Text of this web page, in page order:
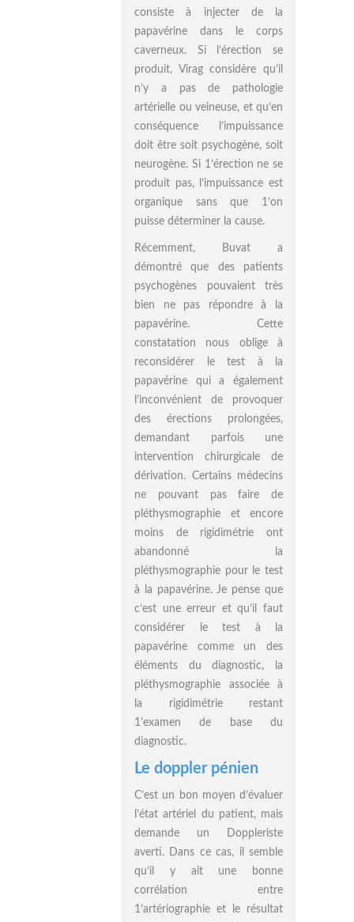
consiste à injecter de la
papavérine dans le corps
caverneux. Si l’érection se
produit, Virag considère qu’il
n’y a pas de pathologie
artérielle ou veineuse, et qu’en
conséquence l’impuissance
doit être soit psychogène, soit
neurogène. Si 1’érection ne se
produit pas, l’impuissance est
organique sans que 1’on
puisse déterminer la cause.
Récemment, Buvat a
démontré que des patients
psychogènes pouvaient très
bien ne pas répondre à la
papavérine. Cette
constatation nous oblige à
reconsidérer le test à la
papavérine qui a également
l’inconvénient de provoquer
des érections prolongées,
demandant parfois une
intervention chirurgicale de
dérivation. Certains médecins
ne pouvant pas faire de
pléthysmographie et encore
moins de rigidimétrie ont
abandonné la
pléthysmographie pour le test
à la papavérine. Je pense que
c’est une erreur et qu’il faut
considérer le test à la
papavérine comme un des
éléments du diagnostic, la
pléthysmographie associée à
la rigidimétrie restant
1’examen de base du
diagnostic.
Le doppler pénien
C’est un bon moyen d’évaluer
l’état artériel du patient, mais
demande un Doppleriste
averti. Dans ce cas, il semble
qu’il y ait une bonne
corrélation entre
1’artériographie et le résultat